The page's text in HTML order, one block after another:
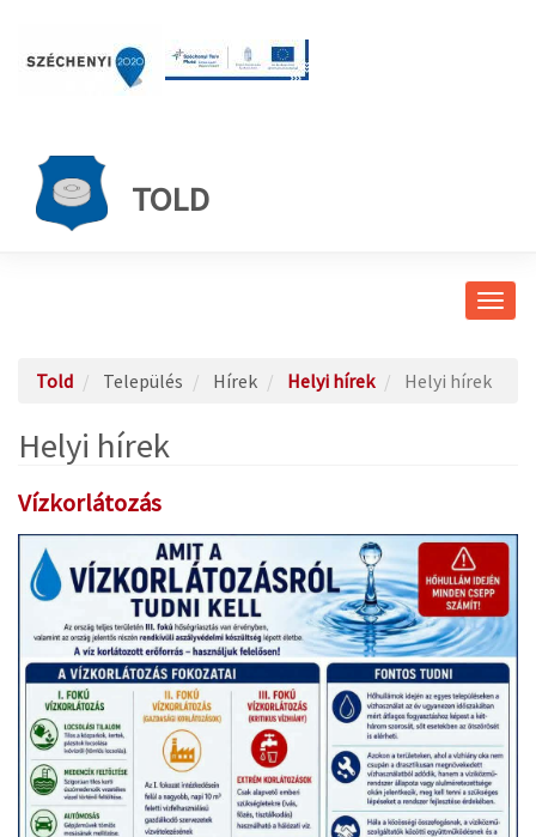
TOLD
Told Település Hírek Helyi hírek Helyi hírek
Helyi hírek
Vízkorlátozás